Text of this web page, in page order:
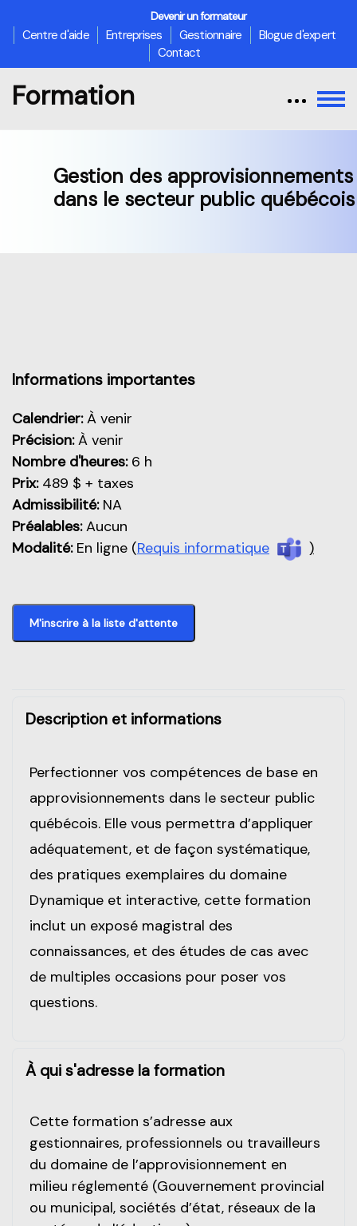
Devenir un formateur
Centre d'aide Entreprises Gestionnaire
Blogue d'expert
Contact
Formation
Gestion des approvisionnements
dans le secteur public québécois
Informations importantes
Calendrier: À venir
Précision: À venir
Nombre d'heures: 6 h
Prix: 489 $ + taxes
Admissibilité: NA
Préalables: Aucun
Modalité: En ligne (Requis informatique )
M'inscrire à la liste d'attente
Description et informations
Perfectionner vos compétences de base en
approvisionnements dans le secteur public
québécois. Elle vous permettra d’appliquer
adéquatement, et de façon systématique,
des pratiques exemplaires du domaine
Dynamique et interactive, cette formation
inclut un exposé magistral des
connaissances, et des études de cas avec
de multiples occasions pour poser vos
questions.
À qui s'adresse la formation
Cette formation s’adresse aux
gestionnaires, professionnels ou travailleurs
du domaine de l’approvisionnement en
milieu réglementé (Gouvernement provincial
ou municipal, sociétés d’état, réseaux de la